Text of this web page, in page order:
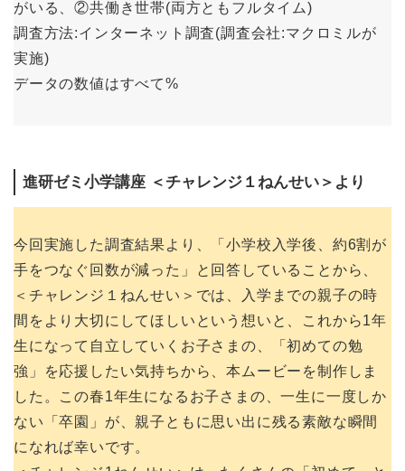
がいる、②共働き世帯(両方ともフルタイム)
調査方法:インターネット調査(調査会社:マクロミルが
実施)
データの数値はすべて%
進研ゼミ小学講座 ＜チャレンジ１ねんせい＞より
今回実施した調査結果より、「小学校入学後、約6割が
手をつなぐ回数が減った」と回答していることから、
＜チャレンジ１ねんせい＞では、入学までの親子の時
間をより大切にしてほしいという想いと、これから1年
生になって自立していくお子さまの、「初めての勉
強」を応援したい気持ちから、本ムービーを制作しま
した。この春1年生になるお子さまの、一生に一度しか
ない「卒園」が、親子ともに思い出に残る素敵な瞬間
になれば幸いです。